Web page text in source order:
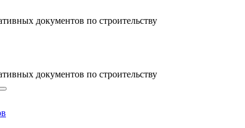
документов по строительству
документов по строительству